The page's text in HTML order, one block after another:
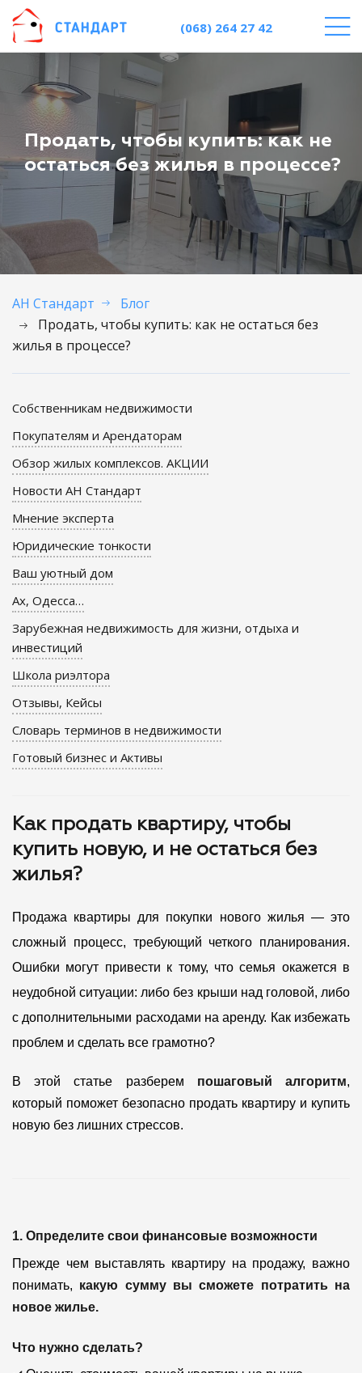
(068) 264 27 42
Продать, чтобы купить: как не
остаться без жилья в процессе?
АН Стандарт
Блог
Продать, чтобы купить: как не остаться без
жилья в процессе?
Собственникам недвижимости
Покупателям и Арендаторам
Обзор жилых комплексов. АКЦИИ
Новости АН Стандарт
Мнение эксперта
Юридические тонкости
Ваш уютный дом
Ах, Одесса…
Зарубежная недвижимость для жизни, отдыха и
инвестиций
Школа риэлтора
Отзывы, Кейсы
Словарь терминов в недвижимости
Готовый бизнес и Активы
Как продать квартиру, чтобы
купить новую, и не остаться без
жилья?
Продажа квартиры для покупки нового жилья — это
сложный процесс, требующий четкого планирования.
Ошибки могут привести к тому, что семья окажется в
неудобной ситуации: либо без крыши над головой, либо
с дополнительными расходами на аренду. Как избежать
проблем и сделать все грамотно?
В этой статье разберем пошаговый алгоритм,
который поможет безопасно продать квартиру и купить
новую без лишних стрессов.
1. Определите свои финансовые возможности
Прежде чем выставлять квартиру на продажу, важно
понимать, какую сумму вы сможете потратить на
новое жилье.
Что нужно сделать?